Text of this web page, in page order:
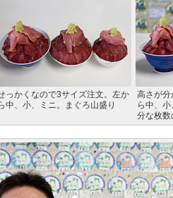
っかくなので3サイズ注文。左か
中、小、ミニ。まぐろ山盛り
高さが分
ら中、
分な枚数